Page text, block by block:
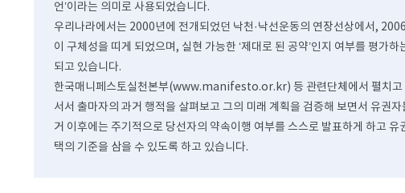
언’이라는 의미로 사용되었습니다.
우리나라에서는 2000년에 전개되었던 낙천·낙선운동의 연장선상에서,
이 구체성을 띠게 되었으며, 실현 가능한 ‘제대로 된 공약’인지 여부를 평가
되고 있습니다.
한국매니페스토실천본부(www.manifesto.or.kr) 등 관련단체에서 펼치고
서서 출마자의 과거 행적을 살펴보고 그의 미래 계획을 검증해 보면서 유권
거 이후에는 주기적으로 당선자의 약속이행 여부를 스스로 발표하게 하고
택의 기준을 삼을 수 있도록 하고 있습니다.